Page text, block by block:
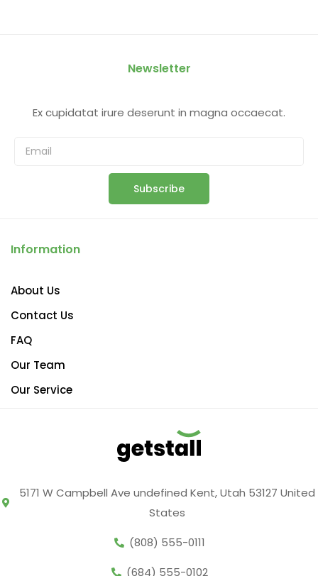
5171 W Campbell Ave undefined Kent, Utah 53127 United
States
(808) 555-0111
(684) 555-0102
Information
About Us
Contact Us
FAQ
Our Team
Our Service
Newsletter
Ex cupidatat irure deserunt in magna occaecat.
Subscribe